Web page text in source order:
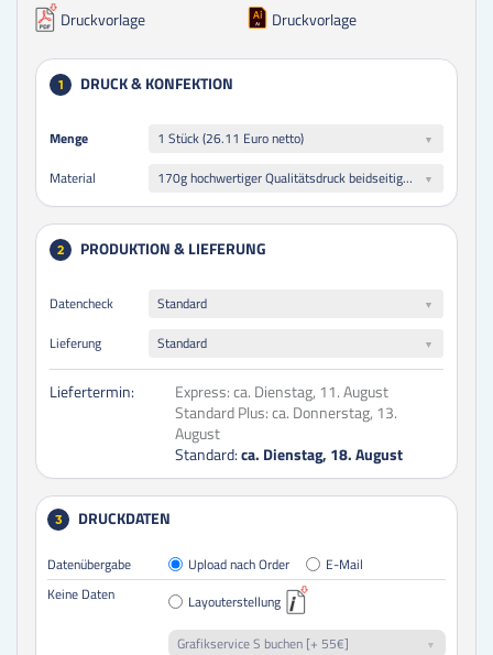
Druckvorlage
Druckvorlage
1 DRUCK & KONFEKTION
Menge 1 Stück (26.11 Euro netto)
Menge
Material 170g hochwertiger Qualitätsdruck beidseitig folienkaschiert glänzend
2 PRODUKTION & LIEFERUNG
Datencheck
Standard
Lieferung
Standard
Liefertermin: Express: ca. Dienstag, 11. August
Standard Plus: ca. Donnerstag, 13.
August
Standard: ca. Dienstag, 18. August
3 DRUCKDATEN
Datenübergabe Upload nach Order
E-Mail
Keine Daten
Layouterstellung
Grafikservice S buchen [+ 55€]